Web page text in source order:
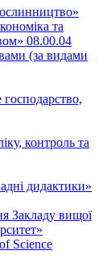
та
08.00.04
(за видами
контроль та
дидактики»
Закладу вищої
Science